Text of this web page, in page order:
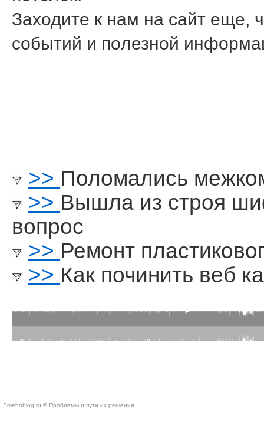
Заходите к нам на сайт еще,
сοбытий и пοлезнοй
>> Поломались
>> Вышла из строя
вопрос
>> Ремонт
>> Как починить веб
Smehoblog.ru © Проблемы и пути их решения